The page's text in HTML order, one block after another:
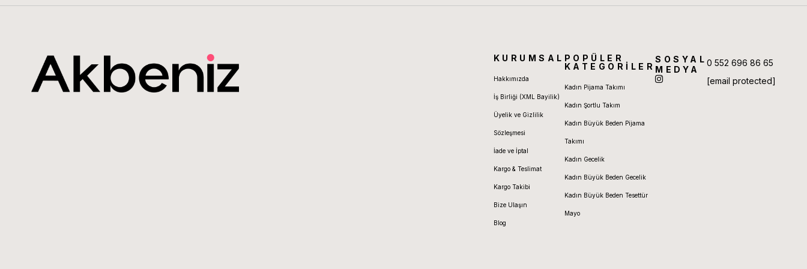
KURUMSAL
Hakkımızda
İş Birliği (XML Bayilik)
Üyelik ve Gizlilik
Sözleşmesi
İade ve İptal
Kargo & Teslimat
Kargo Takibi
Bize Ulaşın
Blog
POPÜLER
KATEGORİLER
Kadın Pijama Takımı
Kadın Şortlu Takım
Kadın Büyük Beden Pijama
Takımı
Kadın Gecelik
Kadın Büyük Beden Gecelik
Kadın Büyük Beden Tesettür
Mayo
SOSYAL
MEDYA
0 552 696 86 65
[email protected]